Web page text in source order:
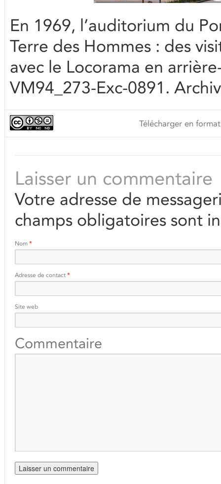
En 1969, l’auditorium du
Terre des Hommes : des
avec le Locorama en
VM94_273-Exc-0891.
Télécharger en
Laisser un commentaire
Votre adresse de
champs obligatoires sont
Nom *
Adresse de contact *
Site web
Commentaire